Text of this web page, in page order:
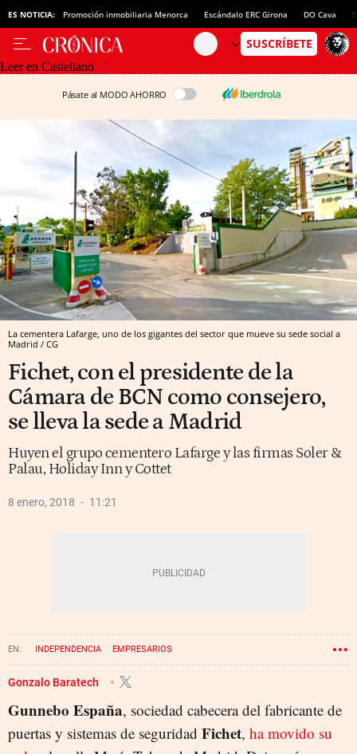
ES NOTICIA: Promoción inmobiliaria Menorca Escándalo ERC Girona DO Cava
Leer en Castellano
Pásate al MODO AHORRO
La cementera Lafarge, uno de los gigantes del sector que mueve su sede social a
Madrid / CG
Fichet, con el presidente de la
Cámara de BCN como consejero,
se lleva la sede a Madrid
Huyen el grupo cementero Lafarge y las firmas Soler &
Palau, Holiday Inn y Cottet
8 enero, 2018 11:21
INDEPENDENCIA EMPRESARIOS
CÁMARA DE COMERCIO DE BARCELONA
Gonzalo Baratech
Gunnebo España, sociedad cabecera del fabricante de
puertas y sistemas de seguridad Fichet, ha movido su